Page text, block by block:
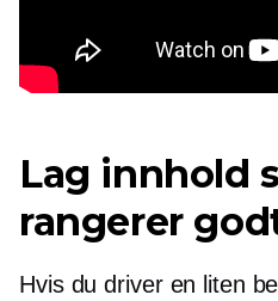
Lag innhold
rangerer
Hvis du driver en liten